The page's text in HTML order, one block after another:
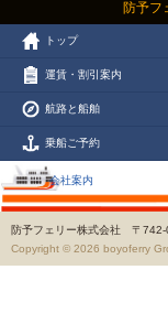
防予フ
トップ
運賃・割引案内
航路と船舶
乗船ご予約
会社案内
防予フェリー株式会社 〒
Copyright © 2026 boyoferry